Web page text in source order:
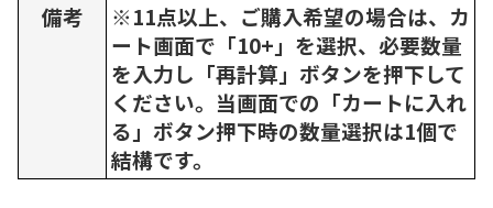
備考
※11点以上、ご購入希望の場合は、カ
ート画面で「10+」を選択、必要数量
を入力し「再計算」ボタンを押下して
ください。当画面での「カートに入れ
る」ボタン押下時の数量選択は1個で
結構です。